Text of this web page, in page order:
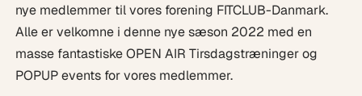
nye medlemmer til vores forening FITCLUB-Danmark.
Alle er velkomne i denne nye sæson 2022 med en
masse fantastiske OPEN AIR Tirsdagstræninger og
POPUP events for vores medlemmer.